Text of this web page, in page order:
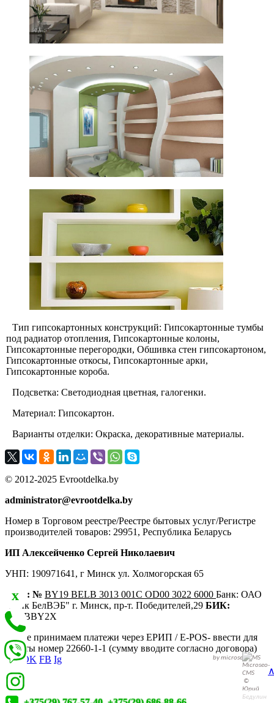
Тип гипсокартонных конструкций: Гипсокартонные тумбы
под радиатор отопления, Гипсокартонные колоны,
Гипсокартонные перегородки, Обшивка стен гипсокартоном,
Гипсокартонные откосы, Гипсокартонные арки,
Гипсокартонные короба.
Подсветка: Светодиодная цветная, галогенки.
Материал: Гипсокартон.
Варианты отделки: Окраска, декоративные материалы.
x
© 2012-2025 Evrootdelka.by
administrator@evrootdelka.by
Номер в Торговом реестре/Реестре бытовых услуг/Регистре
производителей товаров: 29951, Республика Беларусь
ИП Алексейченко Сергей Николаевич
УНП: 190971641, г Минск ул. Холмогорская 65
Счёт: № BY19 BELB 3013 001C OD00 3022 6000 Банк: ОАО
"Банк БелВЭБ" г. Минск, пр-т. Победителей,29 БИК:
BELBBY2X
Также принимаем платежи через ЕРИП / E-POS- ввести для
оплаты номер 22660-1-1 (сумму вводите согласно договора)
VK OK FB Ig microseo-CMS
x